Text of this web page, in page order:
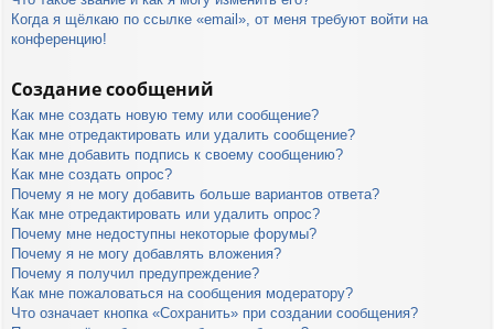
Когда я щёлкаю по ссылке «email», от меня требуют войти на
конференцию!
Создание сообщений
Как мне создать новую тему или сообщение?
Как мне отредактировать или удалить сообщение?
Как мне добавить подпись к своему сообщению?
Как мне создать опрос?
Почему я не могу добавить больше вариантов ответа?
Как мне отредактировать или удалить опрос?
Почему мне недоступны некоторые форумы?
Почему я не могу добавлять вложения?
Почему я получил предупреждение?
Как мне пожаловаться на сообщения модератору?
Что означает кнопка «Сохранить» при создании сообщения?